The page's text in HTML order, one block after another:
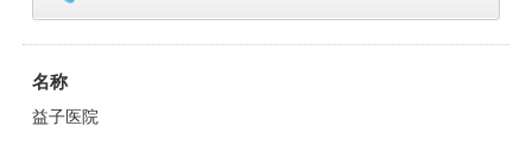
名称
益子医院